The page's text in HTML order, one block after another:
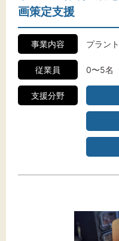
画策定支援
事業内容 プラン
従業員 0〜5名
支援分野